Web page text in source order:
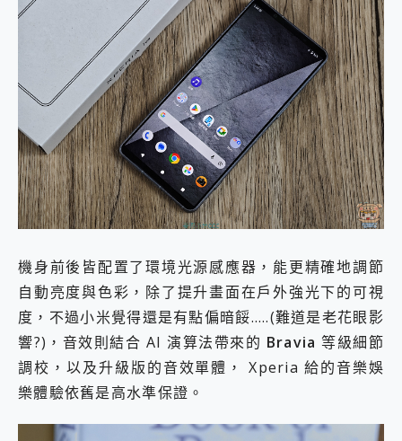
機身前後皆配置了環境光源感應器，能更精確地調節
自動亮度與色彩，除了提升畫面在戶外強光下的可視
度，不過小米覺得還是有點偏暗餒…..(難道是老花眼影
響?)，音效則結合 AI 演算法帶來的 Bravia 等級細節
調校，以及升級版的音效單體， Xperia 給的音樂娛
樂體驗依舊是高水準保證。